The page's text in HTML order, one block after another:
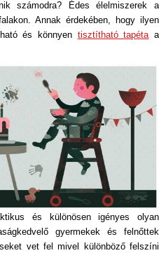
számodra? Édes élelmiszerek a
Annak érdekében, hogy ilyen
és könnyen tisztítható tapétaa
és különösen igényes olyan
gyermekek és felnőttek
vet fel mivel különböző felszíni